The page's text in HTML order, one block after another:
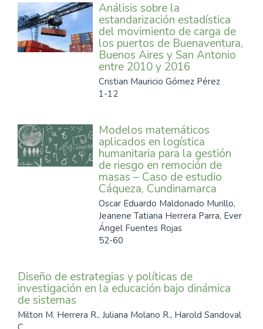
Análisis sobre la
estandarización estadística
del movimiento de carga de
los puertos de Buenaventura,
Buenos Aires y San Antonio
entre 2010 y 2016
Cristian Mauricio Gómez Pérez
1-12
Modelos matemáticos
aplicados en logística
humanitaria para la gestión
de riesgo en remoción de
masas – Caso de estudio
Cáqueza, Cundinamarca
Oscar Eduardo Maldonado Murillo,
Jeanene Tatiana Herrera Parra, Ever
Ángel Fuentes Rojas
52-60
Diseño de estrategias y políticas de
investigación en la educación bajo dinámica
de sistemas
Milton M. Herrera R., Juliana Molano R., Harold Sandoval